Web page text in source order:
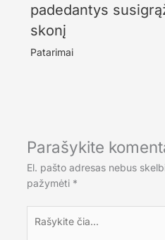
padedantys
skonį
Patarimai
Parašykite
El. pašto adresas nebus
pažymėti *
čia...